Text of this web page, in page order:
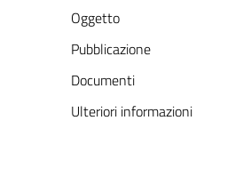
Oggetto
Pubblicazione
Documenti
Ulteriori informazioni